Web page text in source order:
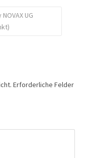
UG
Erforderliche Felder